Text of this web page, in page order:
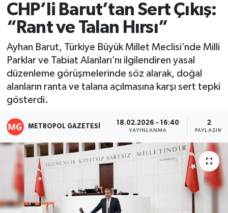
CHP’li Barut’tan Sert Çıkış:
“Rant ve Talan Hırsı”
Ayhan Barut, Türkiye Büyük Millet Meclisi’nde Milli
Parklar ve Tabiat Alanları’nı ilgilendiren yasal
düzenleme görüşmelerinde söz alarak, doğal
alanların ranta ve talana açılmasına karşı sert tepki
gösterdi.
METROPOL GAZETESI 18.02.2026 - 16:40
YAYINLANMA
2
PAYLAŞIM